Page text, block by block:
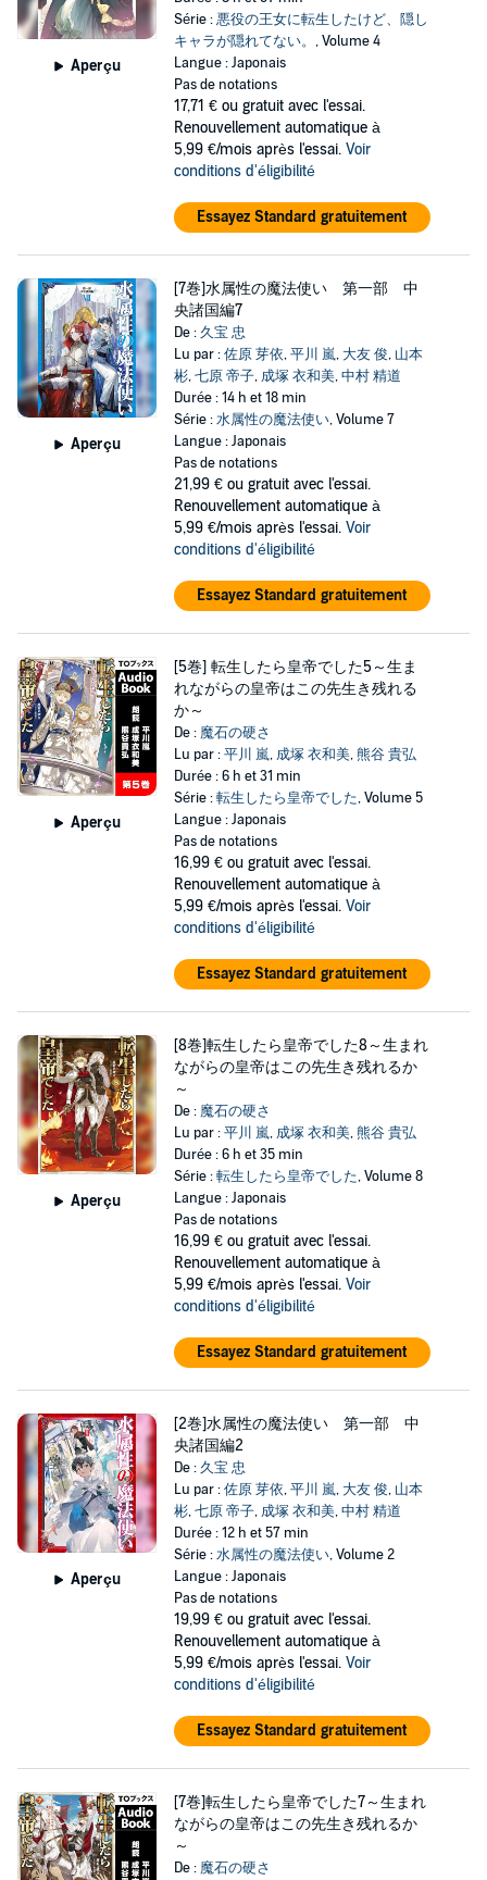
Aperçu
Série :悪役の王女に転生したけど、隠し
キャラが隠れてない。 , Volume 4
Langue : Japonais
Pas de notations
17,71 € ou gratuit avec l'essai.
Renouvellement automatique à
5,99 €/mois après l'essai. Voir
conditions d'éligibilité
Essayez Standard gratuitement
Aperçu
[7巻]水属性の魔法使い 第一部 中
央諸国編7
De : 久宝 忠
Lu par :佐原 芽依,平川 嵐, 大友 俊, 山本
彬,七原 帝子, 成塚 衣和美,中村 精道
Durée : 14 h et 18 min
Série :水属性の魔法使い, Volume 7
Langue : Japonais
Pas de notations
21,99 € ou gratuit avec l'essai.
Renouvellement automatique à
5,99 €/mois après l'essai. Voir
conditions d'éligibilité
Essayez Standard gratuitement
Aperçu
[5巻] 転生したら皇帝でした5～生ま
れながらの皇帝はこの先生き残れる
か～
De : 魔石の硬さ
Lu par :平川 嵐, 成塚 衣和美,熊谷 貴弘
Durée : 6 h et 31 min
Série :転生したら皇帝でした, Volume 5
Langue : Japonais
Pas de notations
16,99 € ou gratuit avec l'essai.
Renouvellement automatique à
5,99 €/mois après l'essai. Voir
conditions d'éligibilité
Essayez Standard gratuitement
Aperçu
[8巻]転生したら皇帝でした8～生まれ
ながらの皇帝はこの先生き残れるか
～
De : 魔石の硬さ
Lu par :平川 嵐, 成塚 衣和美,熊谷 貴弘
Durée : 6 h et 35 min
Série :転生したら皇帝でした, Volume 8
Langue : Japonais
Pas de notations
16,99 € ou gratuit avec l'essai.
Renouvellement automatique à
5,99 €/mois après l'essai. Voir
conditions d'éligibilité
Essayez Standard gratuitement
Aperçu
[2巻]水属性の魔法使い 第一部 中
央諸国編2
De : 久宝 忠
Lu par :佐原 芽依,平川 嵐, 大友 俊, 山本
彬,七原 帝子, 成塚 衣和美,中村 精道
Durée : 12 h et 57 min
Série :水属性の魔法使い, Volume 2
Langue : Japonais
Pas de notations
19,99 € ou gratuit avec l'essai.
Renouvellement automatique à
5,99 €/mois après l'essai. Voir
conditions d'éligibilité
Essayez Standard gratuitement
[7巻]転生したら皇帝でした7～生まれ
ながらの皇帝はこの先生き残れるか
～
De : 魔石の硬さ